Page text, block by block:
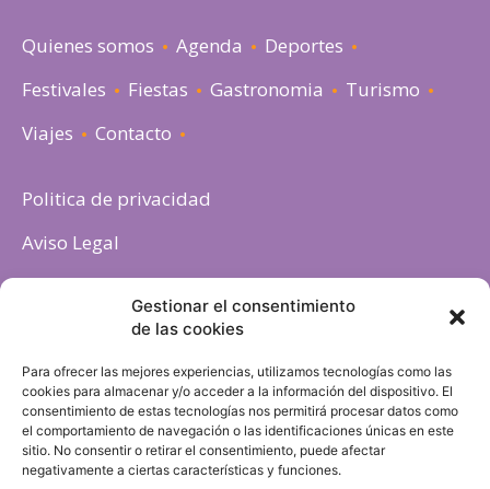
Gestionar el consentimiento
de las cookies
Para ofrecer las mejores experiencias, utilizamos tecnologías como las
cookies para almacenar y/o acceder a la información del dispositivo. El
consentimiento de estas tecnologías nos permitirá procesar datos como
el comportamiento de navegación o las identificaciones únicas en este
sitio. No consentir o retirar el consentimiento, puede afectar
negativamente a ciertas características y funciones.
Quienes somos Agenda
Deportes
Festivales
Fiestas Gastronomia
Turismo
Viajes
Contacto
Politica de privacidad
Aviso Legal
Política de cookies